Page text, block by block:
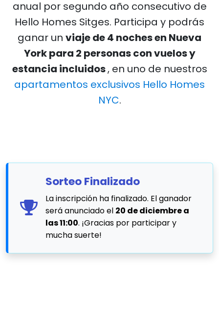
anual por segundo año consecutivo de
Hello Homes Sitges. Participa y podrás
ganar un viaje de 4 noches en Nueva
York para 2 personas con vuelos y
estancia incluidos, en uno de nuestros
apartamentos exclusivos Hello Homes
NYC.
Sorteo Finalizado
La inscripción ha finalizado. El ganador
será anunciado el 20 de diciembre a
las 11:00. ¡Gracias por participar y
mucha suerte!